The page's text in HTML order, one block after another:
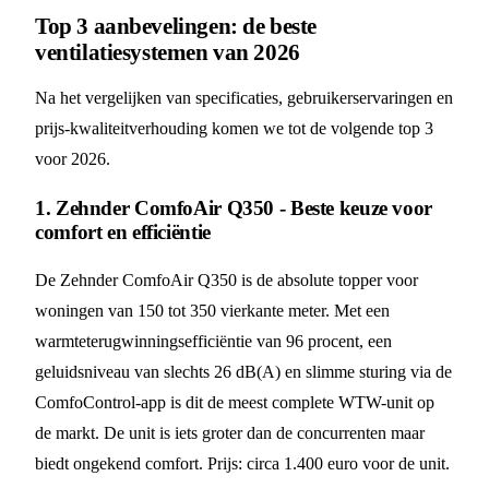
Top 3 aanbevelingen: de beste
ventilatiesystemen van 2026
Na het vergelijken van specificaties, gebruikerservaringen en
prijs-kwaliteitverhouding komen we tot de volgende top 3
voor 2026.
1. Zehnder ComfoAir Q350 - Beste keuze voor
comfort en efficiëntie
De Zehnder ComfoAir Q350 is de absolute topper voor
woningen van 150 tot 350 vierkante meter. Met een
warmteterugwinningsefficiëntie van 96 procent, een
geluidsniveau van slechts 26 dB(A) en slimme sturing via de
ComfoControl-app is dit de meest complete WTW-unit op
de markt. De unit is iets groter dan de concurrenten maar
biedt ongekend comfort. Prijs: circa 1.400 euro voor de unit.